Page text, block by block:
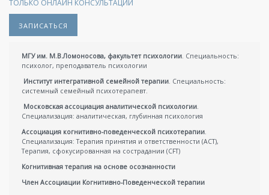
ТОЛЬКО ОНЛАЙН КОНСУЛЬТАЦИИ
ЗАПИСАТЬСЯ
МГУ им. М.В.Ломоносова, факультет психологии . Специальность:
психолог, преподаватель психологии
Институт интегративной семейной терапии . Специальность:
системный семейный психотерапевт.
Московская ассоциация аналитической психологии
Специализация: аналитическая, глубинная психология
Ассоциация когнитивно-поведенческой психотерапии
Специализация: Терапия принятия и ответственности (АСТ),
Терапия, сфокусированная на сострадании (CFT)
Когнитивная терапия на основе осознанности
Член Ассоциации Когнитивно-Поведенческой терапии